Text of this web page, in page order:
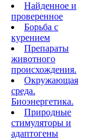
Найденное и
проверенное
Борьба с
курением
Препараты
животного
происхождения.
Окружающая
среда.
Биоэнергетика.
Природные
стимуляторы и
адаптогены